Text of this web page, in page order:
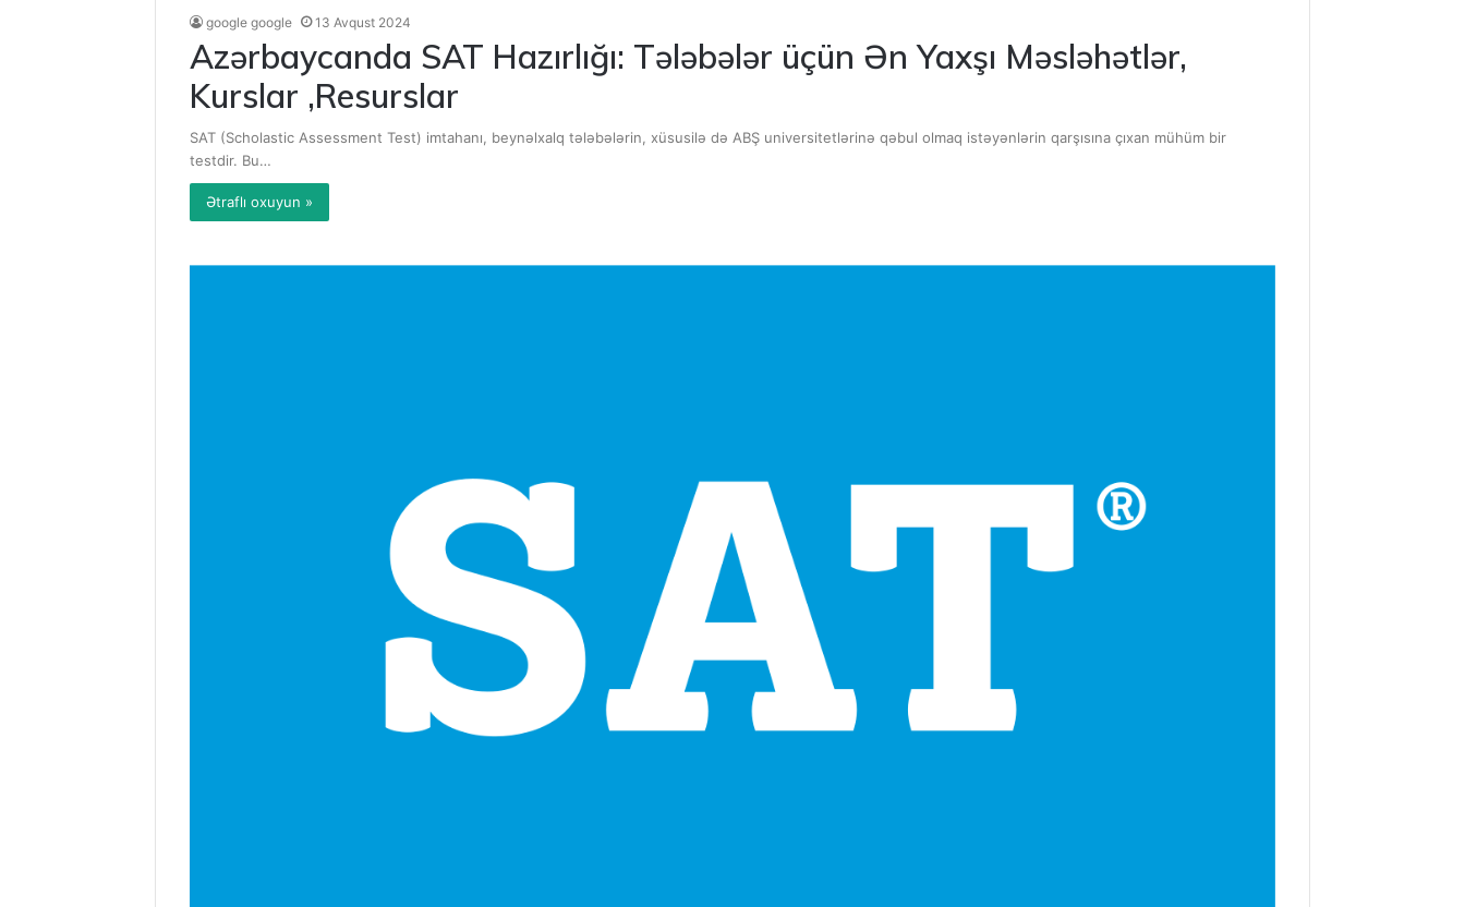
google google 13 Avqust 2024
Azərbaycanda SAT Hazırlığı: Tələbələr üçün Ən Yaxşı Məsləhətlər,
Kurslar ,Resurslar
SAT (Scholastic Assessment Test) imtahanı, beynəlxalq tələbələrin, xüsusilə də ABŞ universitetlərinə qəbul olmaq istəyənlərin qarşısına çıxan mühüm bir
testdir. Bu…
Ətraflı oxuyun »